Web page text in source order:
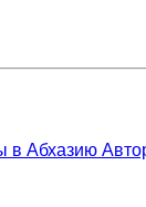
в Абхазию